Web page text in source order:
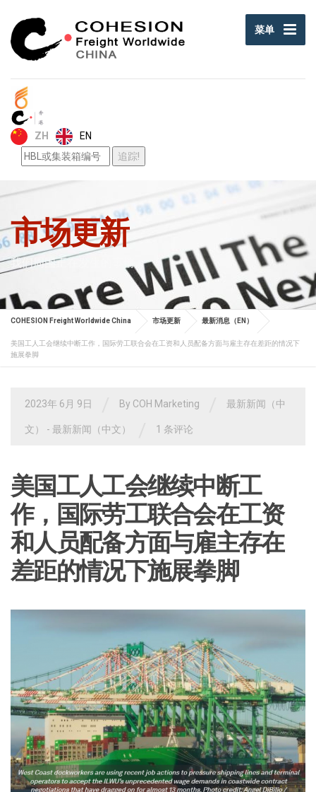
菜单
ZH EN
市场更新
我们周围正在发生的事情
COHESION Freight Worldwide China 市场更新 最新消息（EN）
美国工人工会继续中断工作，国际劳工联合会在工资和人员配备方面与雇主存在差距的情况下
施展拳脚
2023年 6月 9日 By COH Marketing 最新新闻（中
文） - 最新新闻（中文） 1 条评论
美国工人工会继续中断工
作，国际劳工联合会在工资
和人员配备方面与雇主存在
差距的情况下施展拳脚